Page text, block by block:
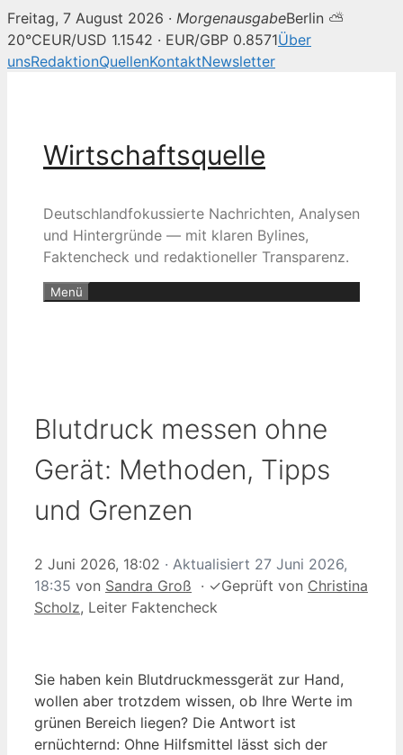
Freitag, 7 August 2026 · MorgenausgabeBerlin ⛅
20°CEUR/USD 1.1542 · EUR/GBP 0.8571Über
unsRedaktionQuellenKontaktNewsletter
Wirtschaftsquelle
Deutschlandfokussierte Nachrichten, Analysen
und Hintergründe — mit klaren Bylines,
Faktencheck und redaktioneller Transparenz.
Menü
Blutdruck messen ohne
Gerät: Methoden, Tipps
und Grenzen
2 Juni 2026, 18:02 · Aktualisiert 27 Juni 2026,
18:35 von Sandra Groß · ✓Geprüft von Christina
Scholz, Leiter Faktencheck
Sie haben kein Blutdruckmessgerät zur Hand,
wollen aber trotzdem wissen, ob Ihre Werte im
grünen Bereich liegen? Die Antwort ist
ernüchternd: Ohne Hilfsmittel lässt sich der